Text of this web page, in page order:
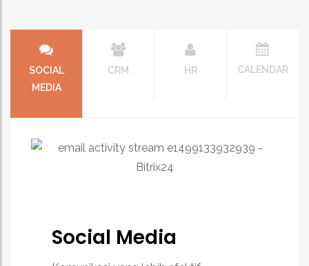
SOCIAL
MEDIA
CRM HR CALENDAR
Social Media